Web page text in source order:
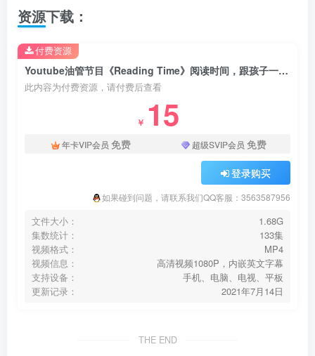
资源下载：
Youtube油管节目《Reading Time》阅读时间，跟孩子一起看英语绘本，全133集，适合0-8岁，百度云网盘下载
此内容为付费资源，请付费后查看
￥ 15
年卡VIP会员 免费 超级SVIP会员 免费
登录购买
如果碰到问题，请联系我们QQ客服：3563587956
文件大小：
1.68G
集数统计：
133集
视频格式：
MP4
视频信息：
高清视频1080P，内嵌英文字幕
支持设备：
手机、电脑、电视、平板
更新记录：
2021年7月14日
付费资源
THE END